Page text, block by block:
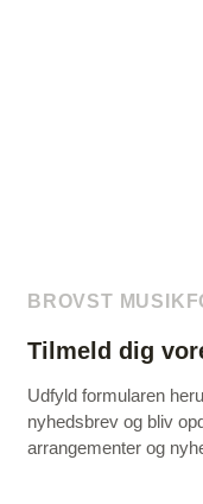
BROVST
Tilmeld dig
Udfyld formularen
nyhedsbrev og bliv
arrangementer og